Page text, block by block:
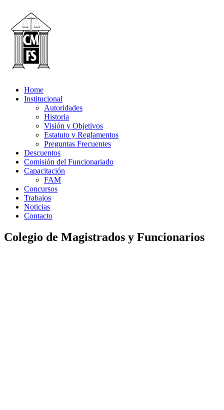
Home
Institucional
Autoridades
Historia
Visión y Objetivos
Estatuto y Reglamentos
Preguntas Frecuentes
Descuentos
Comisión del Funcionariado
Capacitación
FAM
Concursos
Trabajos
Noticias
Contacto
Colegio de Magistrados y Funcionarios